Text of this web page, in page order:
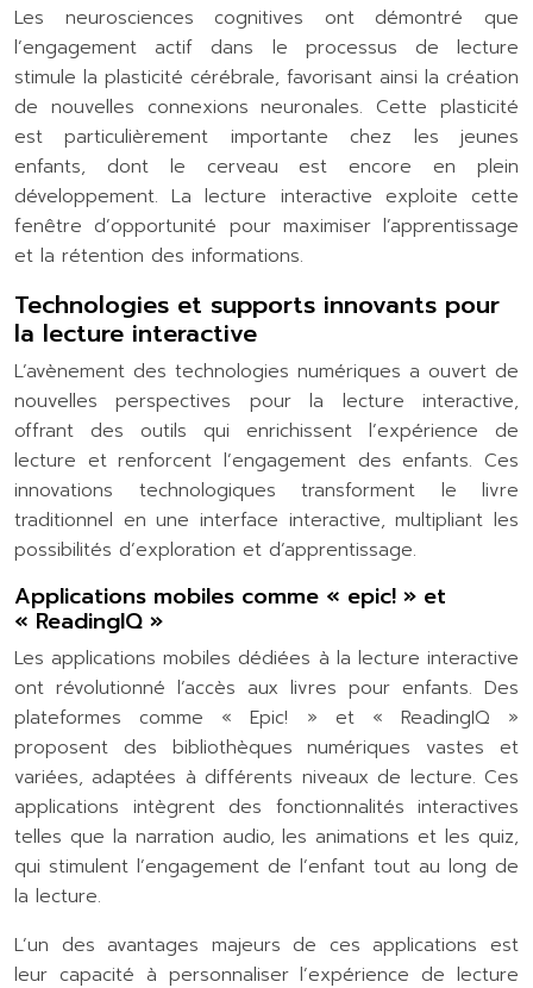
Les neurosciences cognitives ont démontré que
l’engagement actif dans le processus de lecture
stimule la plasticité cérébrale, favorisant ainsi la création
de nouvelles connexions neuronales. Cette plasticité
est particulièrement importante chez les jeunes
enfants, dont le cerveau est encore en plein
développement. La lecture interactive exploite cette
fenêtre d’opportunité pour maximiser l’apprentissage
et la rétention des informations.
Technologies et supports innovants pour
la lecture interactive
L’avènement des technologies numériques a ouvert de
nouvelles perspectives pour la lecture interactive,
offrant des outils qui enrichissent l’expérience de
lecture et renforcent l’engagement des enfants. Ces
innovations technologiques transforment le livre
traditionnel en une interface interactive, multipliant les
possibilités d’exploration et d’apprentissage.
Applications mobiles comme « epic! » et
« ReadingIQ »
Les applications mobiles dédiées à la lecture interactive
ont révolutionné l’accès aux livres pour enfants. Des
plateformes comme « Epic! » et « ReadingIQ »
proposent des bibliothèques numériques vastes et
variées, adaptées à différents niveaux de lecture. Ces
applications intègrent des fonctionnalités interactives
telles que la narration audio, les animations et les quiz,
qui stimulent l’engagement de l’enfant tout au long de
la lecture.
L’un des avantages majeurs de ces applications est
leur capacité à personnaliser l’expérience de lecture